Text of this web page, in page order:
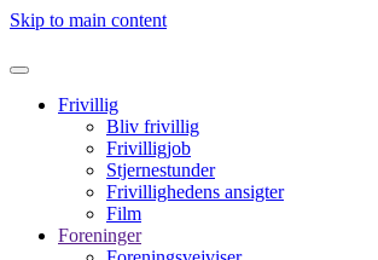
Skip to main content
Frivillig
Bliv frivillig
Frivilligjob
Stjernestunder
Frivillighedens ansigter
Film
Foreninger